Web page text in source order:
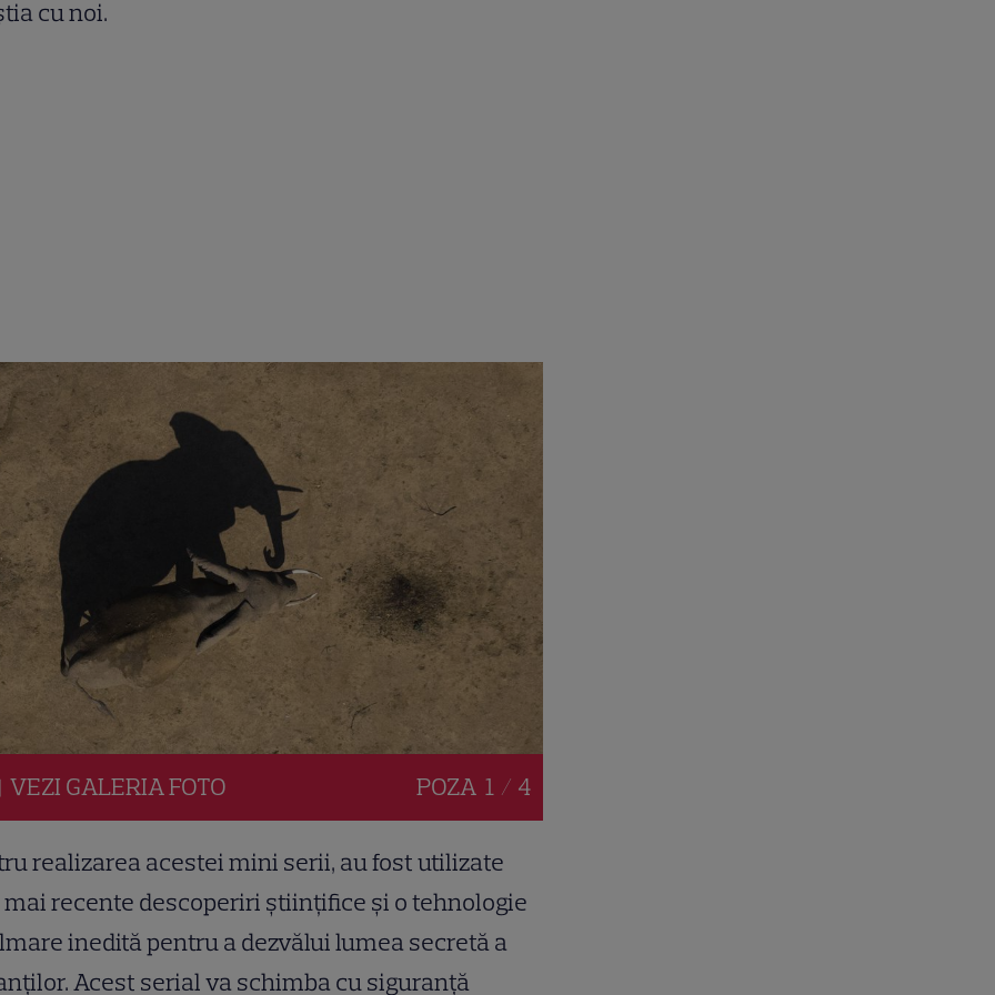
cu noi.
VEZI GALERIAFOTO POZA 1 / 4
realizarea acestei mini serii, au fost utilizate
mai recente descoperiri științifice și o tehnologie
inedită pentru a dezvălui lumea secretă a
Acest serial va schimba cu siguranță